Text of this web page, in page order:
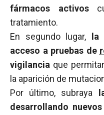
fármacos activos
tratamiento.
En segundo lugar,
acceso a pruebas de
vigilancia que
la aparición de
Por último, subraya
desarrollando